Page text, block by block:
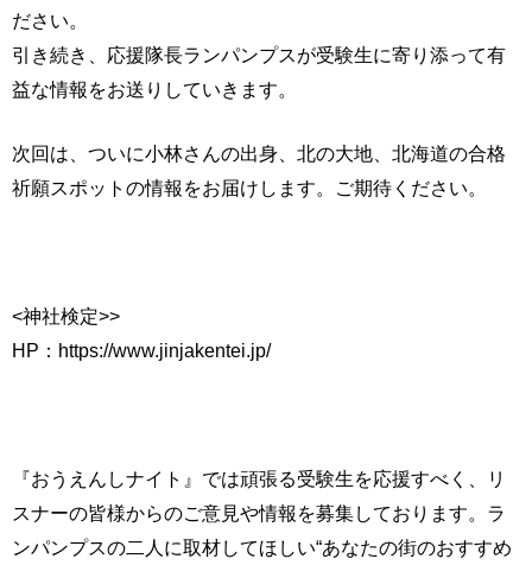
ださい。
引き続き、応援隊長ランパンプスが受験生に寄り添って有
益な情報をお送りしていきます。
次回は、ついに小林さんの出身、北の大地、北海道の合格
祈願スポットの情報をお届けします。ご期待ください。
<神社検定>>
HP：https://www.jinjakentei.jp/
『おうえんしナイト』では頑張る受験生を応援すべく、リ
スナーの皆様からのご意見や情報を募集しております。ラ
ンパンプスの二人に取材してほしい“あなたの街のおすすめ